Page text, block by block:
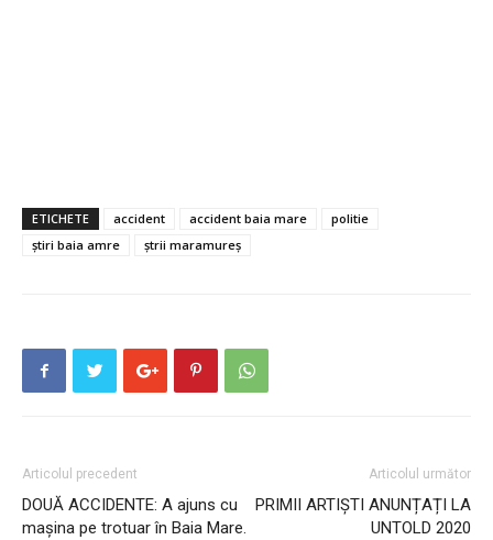
ETICHETE accident accident baia mare
politie
știri baia amre
ștrii maramureș
Articolul precedent
DOUĂ ACCIDENTE: A ajuns cu
mașina pe trotuar în Baia Mare.
Articolul următor
PRIMII ARTIȘTI ANUNȚAȚI LA
UNTOLD 2020